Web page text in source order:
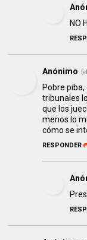
NO
Anónimo
Pobre
tribunales
que los
menos lo
cómo se
RESPONDER